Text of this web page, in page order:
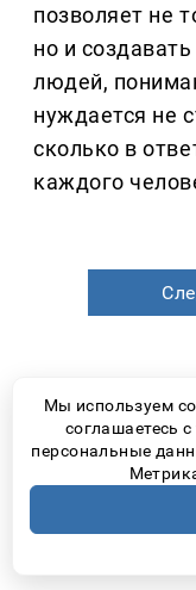
позволяет не
но и
людей,
нуждается не
сколько в
каждого
вновь
Мы используем
соглашаетесь
персональные